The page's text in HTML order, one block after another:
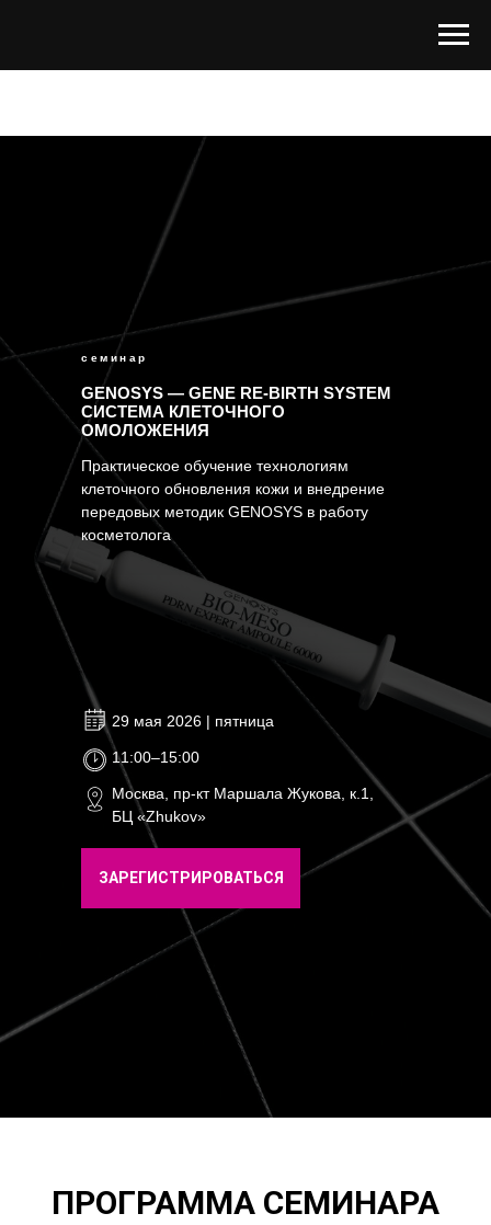
GENOSYS — GENE RE-BIRTH SYSTEM
СИСТЕМА КЛЕТОЧНОГО
ОМОЛОЖЕНИЯ
Практическое обучение технологиям
клеточного обновления кожи и внедрение
передовых методик GENOSYS в работу
косметолога
11:00–15:00
Москва, пр-кт Маршала Жукова, к.1,
БЦ «Zhukov»
семинар
ЗАРЕГИСТРИРОВАТЬСЯ
29 мая 2026 | пятница
ПРОГРАММА СЕМИНАРА